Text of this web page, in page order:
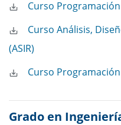
Curso
Curso Análisis,
(ASIR)
Curso Programación
Grado en